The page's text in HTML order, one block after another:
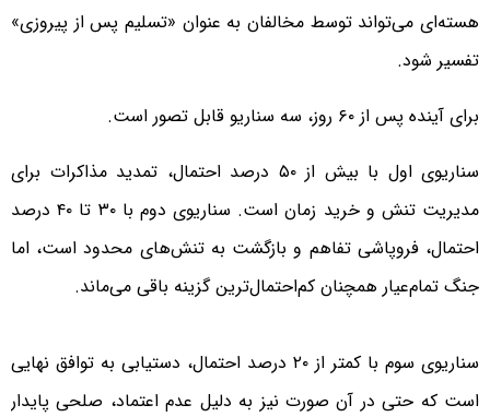
هسته‌ای می‌تواند توسط مخالفان به عنوان «تسلیم پس از پیروزی»
تفسیر شود.
برای آینده پس از ۶۰ روز، سه سناریو قابل تصور است.
سناریوی اول با بیش از ۵۰ درصد احتمال، تمدید مذاکرات برای
مدیریت تنش و خرید زمان است. سناریوی دوم با ۳۰ تا ۴۰ درصد
احتمال، فروپاشی تفاهم و بازگشت به تنش‌های محدود است، اما
جنگ تمام‌عیار همچنان کم‌احتمال‌ترین گزینه باقی می‌ماند.
سناریوی سوم با کمتر از ۲۰ درصد احتمال، دستیابی به توافق نهایی
است که حتی در آن صورت نیز به دلیل عدم اعتماد، صلحی پایدار